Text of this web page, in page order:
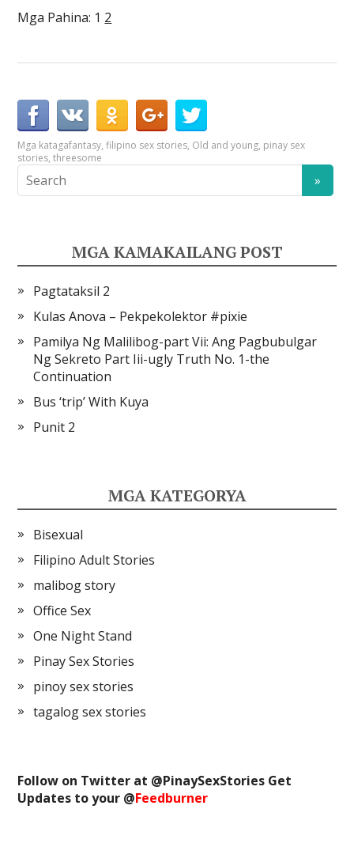
Mga Pahina: 1 2
Mga katagafantasy,filipino sex stories, Old and young, pinay sex
stories,threesome
MGA KAMAKAILANG POST
Pagtataksil 2
Kulas Anova – Pekpekolektor #pixie
Pamilya Ng Malilibog-part Vii: Ang Pagbubulgar
Ng Sekreto Part Iii-ugly Truth No. 1-the
Continuation
Bus ‘trip’ With Kuya
Punit 2
MGA KATEGORYA
Bisexual
Filipino Adult Stories
malibog story
Office Sex
One Night Stand
Pinay Sex Stories
pinoy sex stories
tagalog sex stories
Follow on Twitter at @PinaySexStories Get
Updates to your @Feedburner